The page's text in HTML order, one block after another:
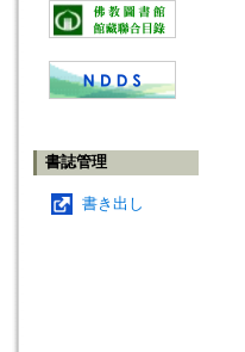
書誌管理
書き出し